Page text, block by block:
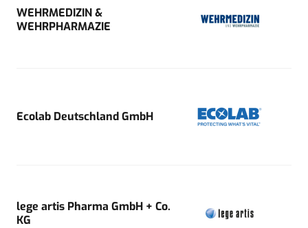
WEHRMEDIZIN &
WEHRPHARMAZIE
Ecolab Deutschland GmbH
lege artis Pharma GmbH + Co.
KG